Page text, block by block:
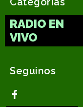
RADIO EN
VIVO
Seguinos